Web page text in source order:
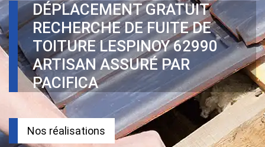
DÉPLACEMENT GRATUIT
RECHERCHE DE FUITE DE
TOITURE LESPINOY 62990
ARTISAN ASSURÉ PAR
PACIFICA
Nos réalisations